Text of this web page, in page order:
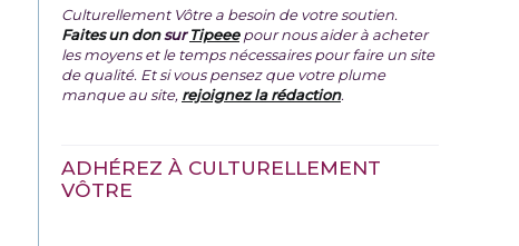
Culturellement Vôtre a besoin de votre soutien.
Faites un donsurTipeeepour nous aider à acheter
les moyens et le temps nécessaires pour faire un site
de qualité. Et si vous pensez que votre plume
manque au site, rejoignez la rédaction.
ADHÉREZ À CULTURELLEMENT
VÔTRE